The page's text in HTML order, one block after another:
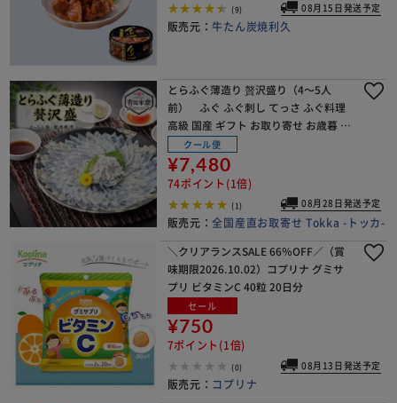
(9) 08月15日発送予定
販売元：牛たん炭焼利久
とらふぐ薄造り 贅沢盛り（4～5人
前） ふぐ ふぐ刺し てっさ ふぐ料理
高級 国産 ギフト お取り寄せ お歳暮 年
末年始 お祝い【代引き不可】
クール便
¥7,480
74ポイント(1倍)
(1) 08月28日発送予定
販売元： 全国産直お取寄せ Tokka -トッカ-
＼クリアランスSALE 66％OFF／（賞
味期限2026.10.02）コプリナ グミサ
プリ ビタミンC 40粒 20日分
セール
¥750
7ポイント(1倍)
(0) 08月13日発送予定
販売元： コプリナ